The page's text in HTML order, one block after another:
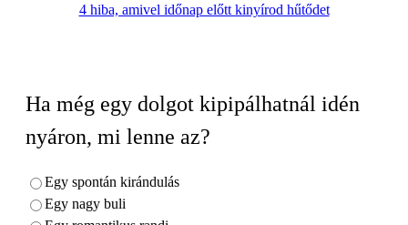
4 hiba, amivel időnap előtt kinyírod hűtődet
Ha még egy dolgot kipipálhatnál idén
nyáron, mi lenne az?
Egy spontán kirándulás
Egy nagy buli